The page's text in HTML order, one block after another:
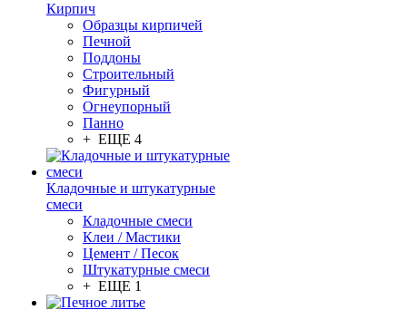
Кирпич
Образцы кирпичей
Печной
Поддоны
Строительный
Фигурный
Огнеупорный
Панно
+ ЕЩЕ 4
Кладочные и штукатурные
смеси
Кладочные смеси
Клеи / Мастики
Цемент / Песок
Штукатурные смеси
+ ЕЩЕ 1